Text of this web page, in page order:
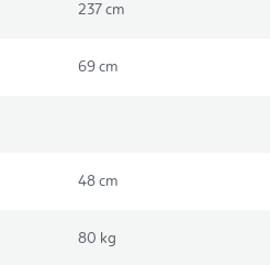
237 cm
69 cm
48 cm
80 kg